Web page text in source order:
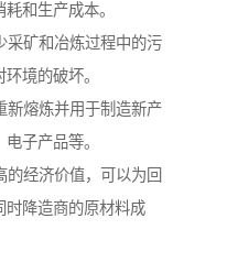
和生产成本。
采矿和冶炼过程中的污
境的破坏。
新熔炼并用于制造新产
子产品等。
经济价值，可以为回
时降造商的原材料成